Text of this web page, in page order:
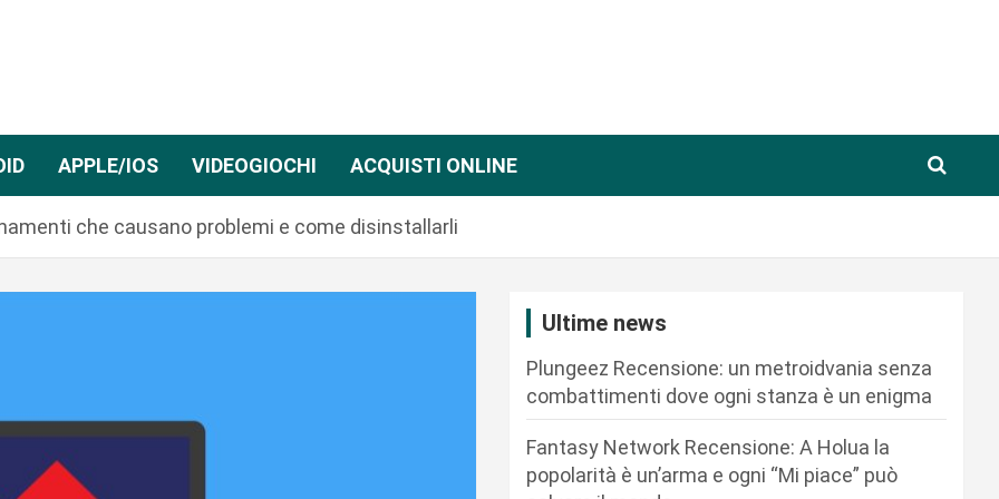
APPLE/IOS VIDEOGIOCHI ACQUISTI ONLINE
che causano problemi e come disinstallarli
Ultime news
Plungeez Recensione: un metroidvania senza
combattimenti dove ogni stanza è un enigma
Fantasy Network Recensione: A Holua la
popolarità è un’arma e ogni “Mi piace” può